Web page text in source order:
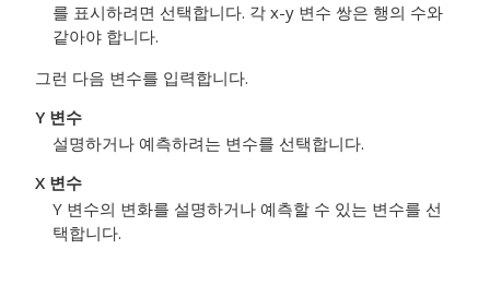
를 표시하려면 선택합니다. 각 x-y 변수 쌍은 행의 수와
같아야 합니다.
그런 다음 변수를 입력합니다.
Y 변수
설명하거나 예측하려는 변수를 선택합니다.
X 변수
Y 변수의 변화를 설명하거나 예측할 수 있는 변수를 선
택합니다.